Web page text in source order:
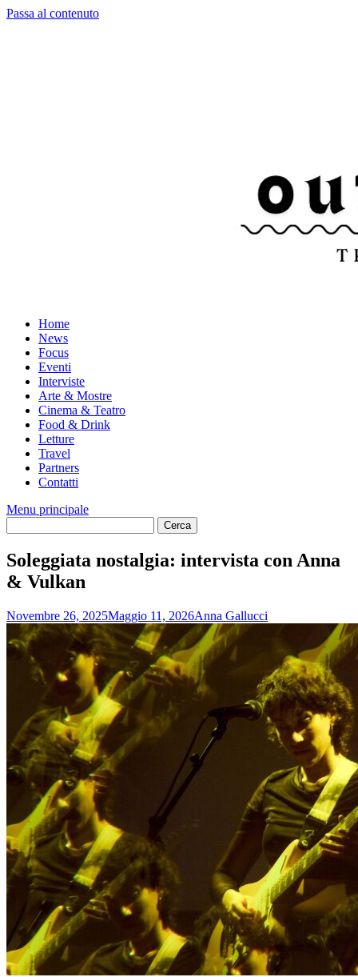
Passa al contenuto
Home
News
Focus
Eventi
Interviste
Arte & Mostre
Cinema & Teatro
Food & Drink
Letture
Travel
Partners
Contatti
Menu principale
Soleggiata nostalgia: intervista con Anna
& Vulkan
Novembre 26, 2025Maggio 11, 2026Anna Gallucci